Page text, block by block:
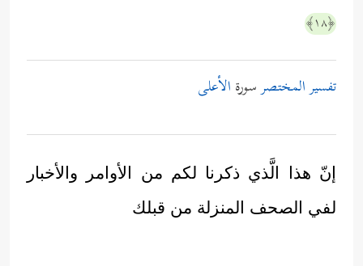
﴿١٨﴾
تفسير المختصرسورة الأعلى
إنّ هذا الَّذي ذكرنا لكم من الأوامر والأخبار
لفي الصحف المنزلة من قبلك